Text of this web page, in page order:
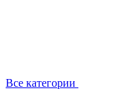
Все категории